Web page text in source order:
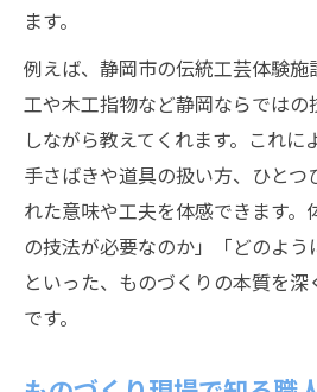
ます。
例えば、静岡市の伝統工芸体験
工や木工指物など静岡ならでは
しながら教えてくれます。これに
手さばきや道具の扱い方、ひとつ
れた意味や工夫を体感できます。
の技法が必要なのか」「どのよう
といった、ものづくりの本質を
です。